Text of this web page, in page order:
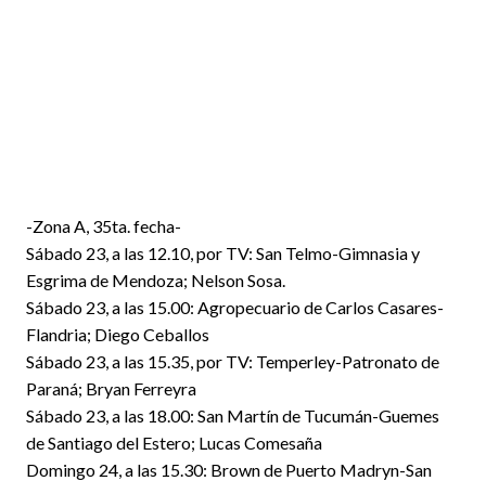
-Zona A, 35ta. fecha-
Sábado 23, a las 12.10, por TV: San Telmo-Gimnasia y
Esgrima de Mendoza; Nelson Sosa.
Sábado 23, a las 15.00: Agropecuario de Carlos Casares-
Flandria; Diego Ceballos
Sábado 23, a las 15.35, por TV: Temperley-Patronato de
Paraná; Bryan Ferreyra
Sábado 23, a las 18.00: San Martín de Tucumán-Guemes
de Santiago del Estero; Lucas Comesaña
Domingo 24, a las 15.30: Brown de Puerto Madryn-San